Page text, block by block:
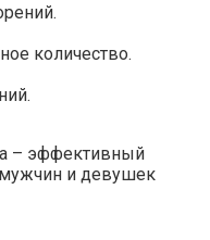
количество.